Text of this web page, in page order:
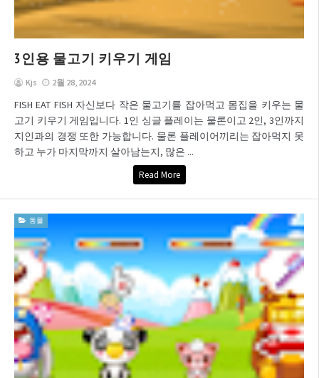
3인용 물고기 키우기 게임
Kjs 2월 28, 2024
FISH EAT FISH 자신보다 작은 물고기를 잡아먹고 몸집을 키우는 물
고기 키우기 게임입니다. 1인 싱글 플레이는 물론이고 2인, 3인까지
지인과의 경쟁 또한 가능합니다. 물론 플레이어끼리는 잡아먹지 못
하고 누가 마지막까지 살아남는지, 많은 ...
Read More
동물